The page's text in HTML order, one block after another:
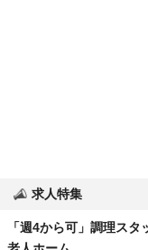
求人特集
「週4から可」調理ス